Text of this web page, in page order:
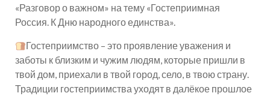
«Разговор о важном» на тему «Гостеприимная
Россия. К Дню народного единства».
Гостеприимство – это проявление уважения и
заботы к близким и чужим людям, которые пришли в
твой дом, приехали в твой город, село, в твою страну.
Традиции гостеприимства уходят в далёкое прошлое